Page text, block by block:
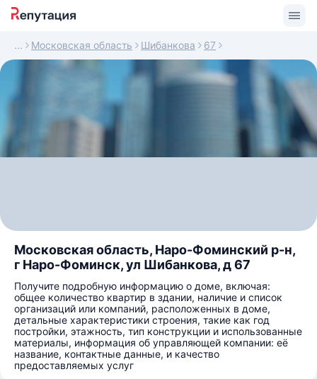
Московская область Шибанкова 67
Московская область, Наро-Фоминский р-н,
г Наро-Фоминск, ул Шибанкова, д 67
Получите подробную информацию о доме, включая:
общее количество квартир в здании, наличие и список
организаций или компаний, расположенных в доме,
детальные характеристики строения, такие как год
постройки, этажность, тип конструкции и использованные
материалы, информация об управляющей компании: её
название, контактные данные, и качество
предоставляемых услуг